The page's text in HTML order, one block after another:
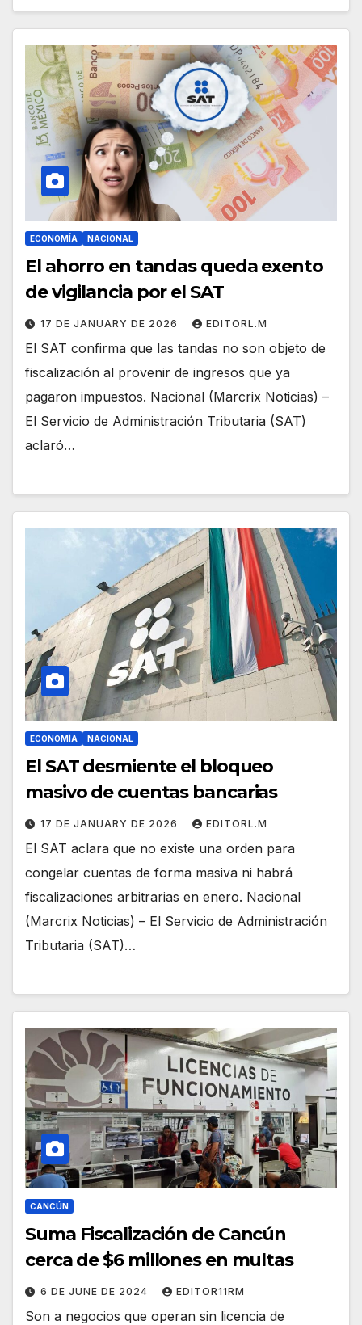
ECONOMÍA NACIONAL
El ahorro en tandas queda exento
de vigilancia por el SAT
17 DE JANUARY DE 2026 EDITORL.M
El SAT confirma que las tandas no son objeto de
fiscalización al provenir de ingresos que ya
pagaron impuestos. Nacional (Marcrix Noticias) –
El Servicio de Administración Tributaria (SAT)
aclaró…
ECONOMÍA NACIONAL
El SAT desmiente el bloqueo
masivo de cuentas bancarias
17 DE JANUARY DE 2026 EDITORL.M
El SAT aclara que no existe una orden para
congelar cuentas de forma masiva ni habrá
fiscalizaciones arbitrarias en enero. Nacional
(Marcrix Noticias) – El Servicio de Administración
Tributaria (SAT)…
CANCÚN
Suma Fiscalización de Cancún
cerca de $6 millones en multas
6 DE JUNE DE 2024 EDITOR11RM
Son a negocios que operan sin licencia de